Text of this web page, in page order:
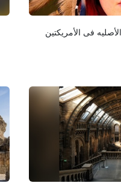
فی الأمریکتین